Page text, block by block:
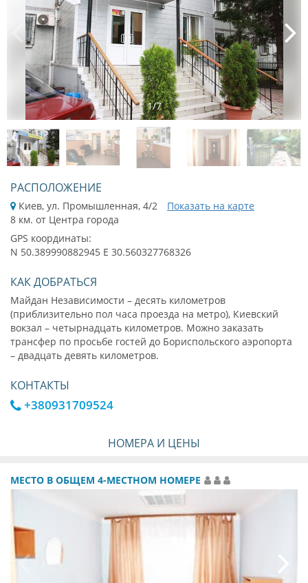
1/7
РАСПОЛОЖЕНИЕ
Киев, ул. Промышленная, 4/2
Показать на карте
8 км. от Центра города
GPS координаты:
N 50.389990882945 E 30.560327768326
КАК ДОБРАТЬСЯ
Майдан Независимости – десять километров
(приблизительно пол часа проезда на метро), Киевский
вокзал – четырнадцать километров. Можно заказать
трансфер по просьбе гостей до Бориспольского аэропорта
– двадцать девять километров.
КОНТАКТЫ
+380931709524
НОМЕРА И ЦЕНЫ
МЕСТО В ОБЩЕМ 4-МЕСТНОМ НОМЕРЕ